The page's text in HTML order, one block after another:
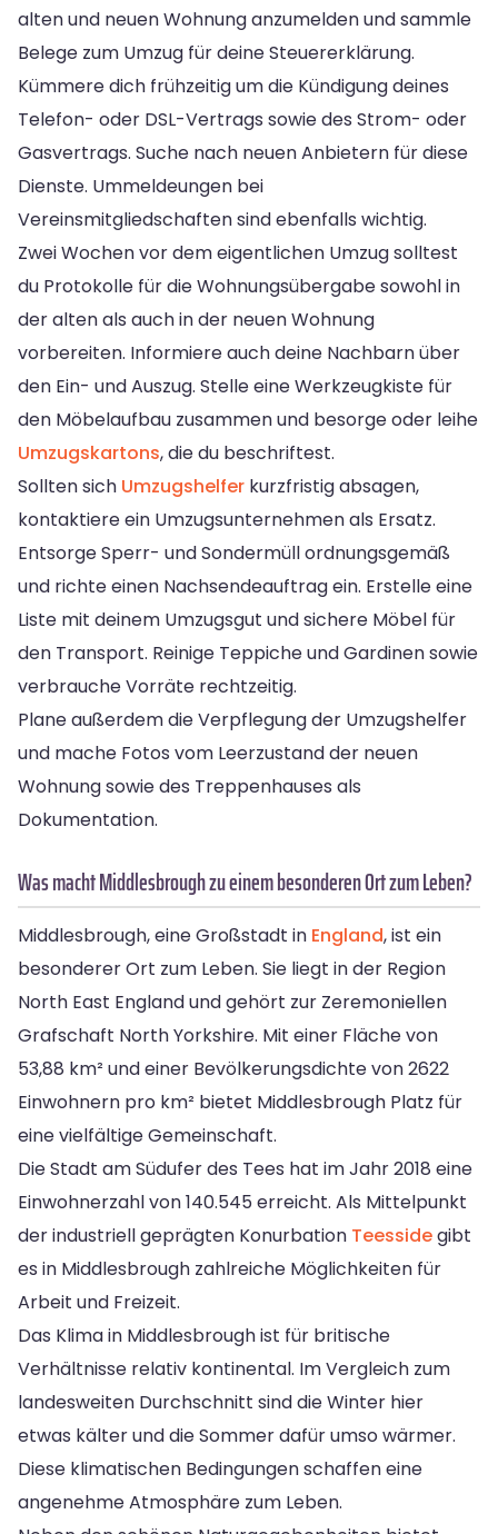
alten und neuen Wohnung anzumelden und sammle
Belege zum Umzug für deine Steuererklärung.
Kümmere dich frühzeitig um die Kündigung deines
Telefon- oder DSL-Vertrags sowie des Strom- oder
Gasvertrags. Suche nach neuen Anbietern für diese
Dienste. Ummeldeungen bei
Vereinsmitgliedschaften sind ebenfalls wichtig.
Zwei Wochen vor dem eigentlichen Umzug solltest
du Protokolle für die Wohnungsübergabe sowohl in
der alten als auch in der neuen Wohnung
vorbereiten. Informiere auch deine Nachbarn über
den Ein- und Auszug. Stelle eine Werkzeugkiste für
den Möbelaufbau zusammen und besorge oder leihe
Umzugskartons, die du beschriftest.
Sollten sich Umzugshelfer kurzfristig absagen,
kontaktiere ein Umzugsunternehmen als Ersatz.
Entsorge Sperr- und Sondermüll ordnungsgemäß
und richte einen Nachsendeauftrag ein. Erstelle eine
Liste mit deinem Umzugsgut und sichere Möbel für
den Transport. Reinige Teppiche und Gardinen sowie
verbrauche Vorräte rechtzeitig.
Plane außerdem die Verpflegung der Umzugshelfer
und mache Fotos vom Leerzustand der neuen
Wohnung sowie des Treppenhauses als
Dokumentation.
Was macht Middlesbrough zu einem besonderen Ort zum Leben?
Middlesbrough, eine Großstadt in England, ist ein
besonderer Ort zum Leben. Sie liegt in der Region
North East England und gehört zur Zeremoniellen
Grafschaft North Yorkshire. Mit einer Fläche von
53,88 km² und einer Bevölkerungsdichte von 2622
Einwohnern pro km² bietet Middlesbrough Platz für
eine vielfältige Gemeinschaft.
Die Stadt am Südufer des Tees hat im Jahr 2018 eine
Einwohnerzahl von 140.545 erreicht. Als Mittelpunkt
der industriell geprägten Konurbation Teessidegibt
es in Middlesbrough zahlreiche Möglichkeiten für
Arbeit und Freizeit.
Das Klima in Middlesbrough ist für britische
Verhältnisse relativ kontinental. Im Vergleich zum
landesweiten Durchschnitt sind die Winter hier
etwas kälter und die Sommer dafür umso wärmer.
Diese klimatischen Bedingungen schaffen eine
angenehme Atmosphäre zum Leben.